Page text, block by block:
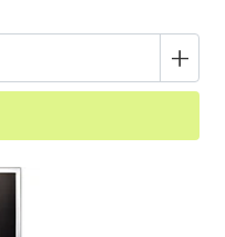
+